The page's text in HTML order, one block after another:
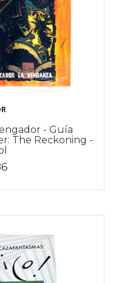
- Guía
The Reckoning -